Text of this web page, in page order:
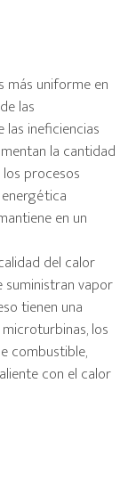
más uniforme en
las
las ineficiencias
la cantidad
procesos
en un
del calor
suministran vapor
tienen una
los
combustible,
con el calor